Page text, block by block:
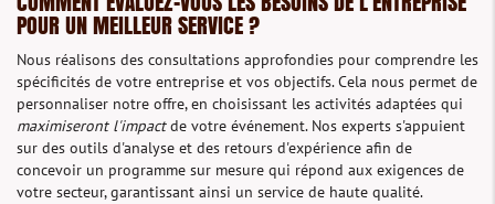
POUR UN MEILLEUR SERVICE ?
Nous réalisons des consultations approfondies pour comprendre les
spécificités de votre entreprise et vos objectifs. Cela nous permet de
personnaliser notre offre, en choisissant les activités adaptées qui
maximiseront l'impactde votre événement. Nos experts s'appuient
sur des outils d'analyse et des retours d'expérience afin de
concevoir un programme sur mesure qui répond aux exigences de
votre secteur, garantissant ainsi un service de haute qualité.